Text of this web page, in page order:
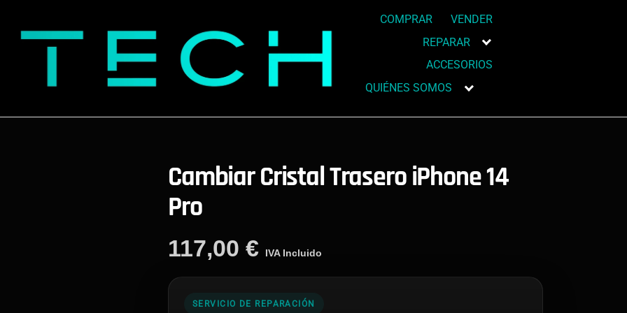
COMPRAR
VENDER
REPARAR
ACCESORIOS
QUIÉNES SOMOS
Cambiar Cristal Trasero iPhone 14
Pro
117,00 € IVA Incluido
SERVICIO DE REPARACIÓN